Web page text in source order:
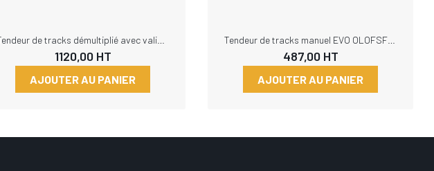
1120,00HT
AJOUTER AU PANIER
487,00HT
AJOUTER AU PANIER